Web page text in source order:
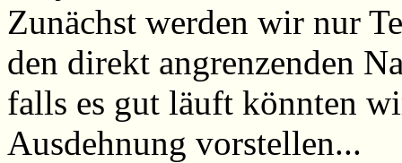
Zunächst werden wir nur
den direkt angrenzenden
falls es gut läuft könnten
Ausdehnung vorstellen...